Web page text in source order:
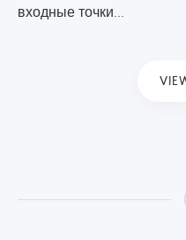
входные точки...